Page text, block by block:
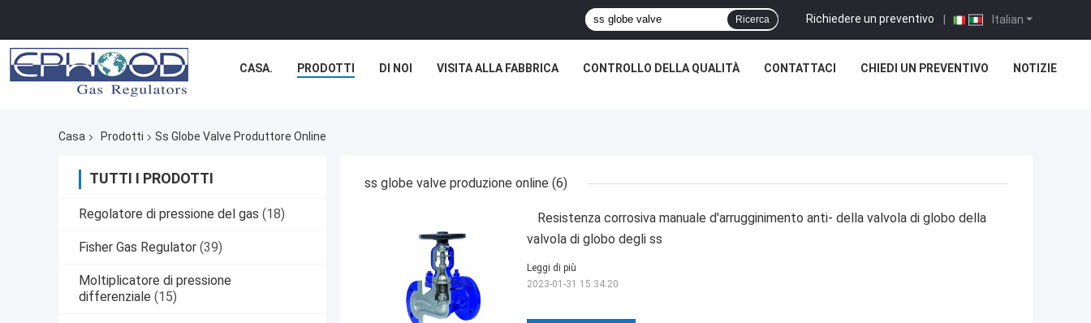
Italian
Richiedere un preventivo |
Ricerca
CASA. PRODOTTI DI NOI VISITA ALLA FABBRICA CONTROLLO DELLA QUALITÀ CONTATTACI CHIEDI UN PREVENTIVO NOTIZIE
Casa Prodotti Ss Globe Valve Produttore Online
TUTTI I PRODOTTI
Regolatore di pressione del gas (18)
Fisher Gas Regulator (39)
Moltiplicatore di pressione
differenziale (15)
ss globe valve produzione online (6)
Resistenza corrosiva manuale d'arrugginimento anti- della valvola di globo della
valvola di globo degli ss
Leggi di più
2023-01-31 15:34:20